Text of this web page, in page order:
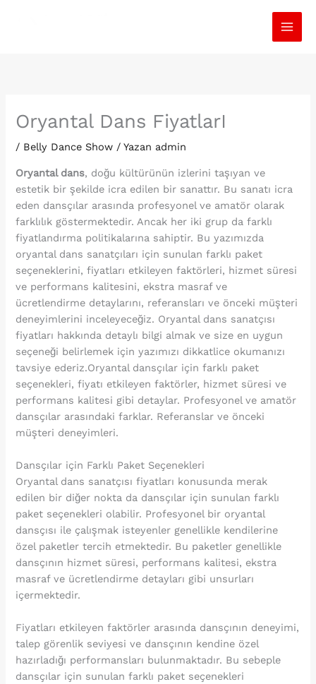
Oryantal Dans FiyatlarI
/ Belly Dance Show / Yazan admin
Oryantal dans, doğu kültürünün izlerini taşıyan ve
estetik bir şekilde icra edilen bir sanattır. Bu sanatı icra
eden dansçılar arasında profesyonel ve amatör olarak
farklılık göstermektedir. Ancak her iki grup da farklı
fiyatlandırma politikalarına sahiptir. Bu yazımızda
oryantal dans sanatçıları için sunulan farklı paket
seçeneklerini, fiyatları etkileyen faktörleri, hizmet süresi
ve performans kalitesini, ekstra masraf ve
ücretlendirme detaylarını, referansları ve önceki müşteri
deneyimlerini inceleyeceğiz. Oryantal dans sanatçısı
fiyatları hakkında detaylı bilgi almak ve size en uygun
seçeneği belirlemek için yazımızı dikkatlice okumanızı
tavsiye ederiz.Oryantal dansçılar için farklı paket
seçenekleri, fiyatı etkileyen faktörler, hizmet süresi ve
performans kalitesi gibi detaylar. Profesyonel ve amatör
dansçılar arasındaki farklar. Referanslar ve önceki
müşteri deneyimleri.
Dansçılar için Farklı Paket Seçenekleri
Oryantal dans sanatçısı fiyatları konusunda merak
edilen bir diğer nokta da dansçılar için sunulan farklı
paket seçenekleri olabilir. Profesyonel bir oryantal
dansçısı ile çalışmak isteyenler genellikle kendilerine
özel paketler tercih etmektedir. Bu paketler genellikle
dansçının hizmet süresi, performans kalitesi, ekstra
masraf ve ücretlendirme detayları gibi unsurları
içermektedir.
Fiyatları etkileyen faktörler arasında dansçının deneyimi,
talep görenlik seviyesi ve dansçının kendine özel
hazırladığı performansları bulunmaktadır. Bu sebeple
dansçılar için sunulan farklı paket seçenekleri